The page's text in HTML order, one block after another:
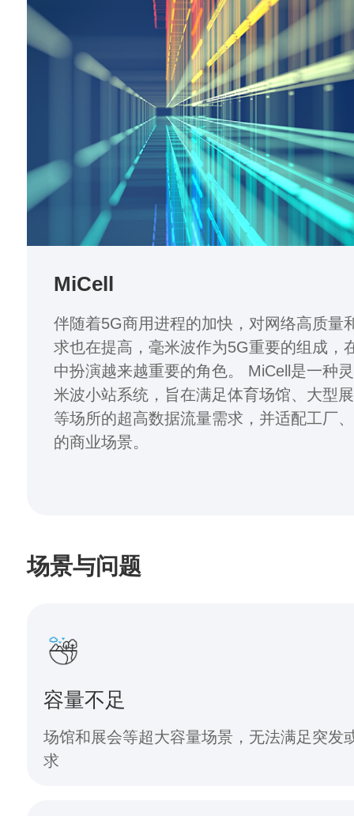
MiCell
伴随着5G商用进程的加快，对网络高质量
求也在提高，毫米波作为5G重要的组成，
中扮演越来越重要的角色。 MiCell是一种
米波小站系统，旨在满足体育场馆、大型
等场所的超高数据流量需求，并适配工厂
的商业场景。
场景与问题
容量不足
场馆和展会等超大容量场景，无法满足突发
求